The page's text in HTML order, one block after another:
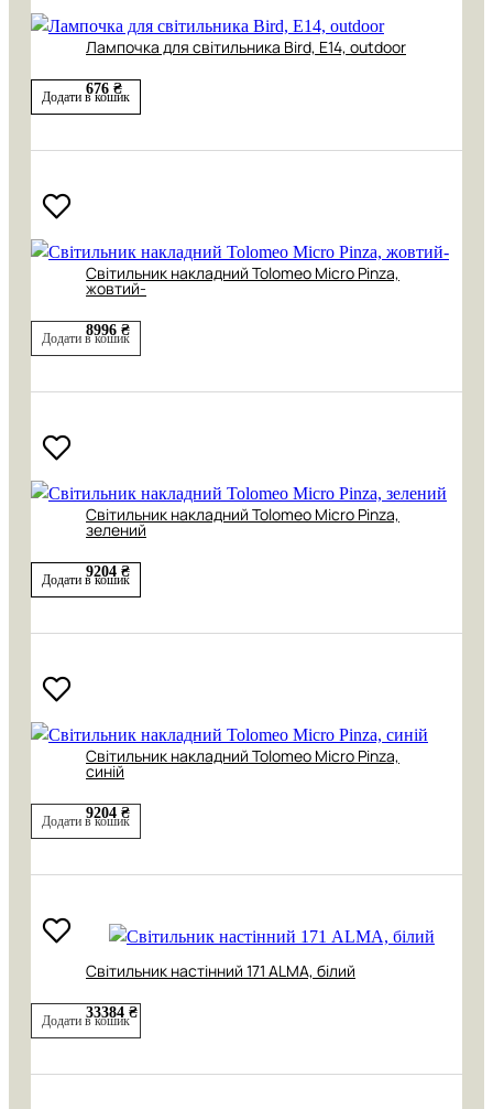
Лампочка для світильника Bird, Е14, outdoor
676 ₴
Додати в кошик
Світильник накладний Tolomeo Micro Pinza,
жовтий-
8996 ₴
Додати в кошик
Світильник накладний Tolomeo Micro Pinza,
зелений
9204 ₴
Додати в кошик
Світильник накладний Tolomeo Micro Pinza,
синій
9204 ₴
Додати в кошик
Світильник настінний 171 АLMA, білий
33384 ₴
Додати в кошик